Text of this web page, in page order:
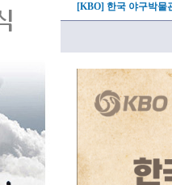
[KBO] 한국 야구박물